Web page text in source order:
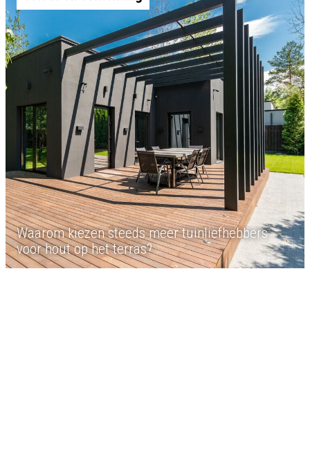
Waarom kiezen steeds meer tuinliefhebbers
voor hout op het terras?